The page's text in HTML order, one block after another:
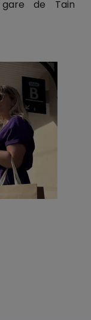
de Tain